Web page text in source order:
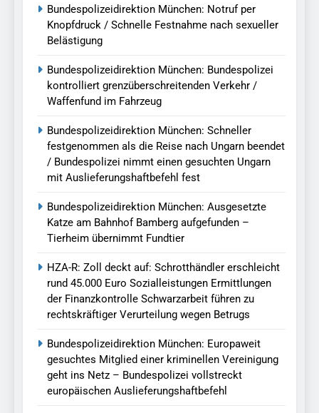
Bundespolizeidirektion München: Notruf per
Knopfdruck / Schnelle Festnahme nach sexueller
Belästigung
Bundespolizeidirektion München: Bundespolizei
kontrolliert grenzüberschreitenden Verkehr /
Waffenfund im Fahrzeug
Bundespolizeidirektion München: Schneller
festgenommen als die Reise nach Ungarn beendet
/ Bundespolizei nimmt einen gesuchten Ungarn
mit Auslieferungshaftbefehl fest
Bundespolizeidirektion München: Ausgesetzte
Katze am Bahnhof Bamberg aufgefunden –
Tierheim übernimmt Fundtier
HZA-R: Zoll deckt auf: Schrotthändler erschleicht
rund 45.000 Euro Sozialleistungen Ermittlungen
der Finanzkontrolle Schwarzarbeit führen zu
rechtskräftiger Verurteilung wegen Betrugs
Bundespolizeidirektion München: Europaweit
gesuchtes Mitglied einer kriminellen Vereinigung
geht ins Netz – Bundespolizei vollstreckt
europäischen Auslieferungshaftbefehl